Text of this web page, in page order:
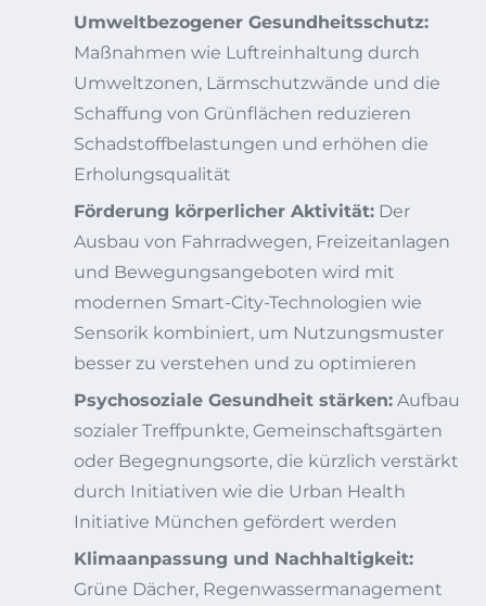
Umweltbezogener Gesundheitsschutz:
Maßnahmen wie Luftreinhaltung durch
Umweltzonen, Lärmschutzwände und die
Schaffung von Grünflächen reduzieren
Schadstoffbelastungen und erhöhen die
Erholungsqualität
Förderung körperlicher Aktivität: Der
Ausbau von Fahrradwegen, Freizeitanlagen
und Bewegungsangeboten wird mit
modernen Smart-City-Technologien wie
Sensorik kombiniert, um Nutzungsmuster
besser zu verstehen und zu optimieren
Psychosoziale Gesundheit stärken: Aufbau
sozialer Treffpunkte, Gemeinschaftsgärten
oder Begegnungsorte, die kürzlich verstärkt
durch Initiativen wie die Urban Health
Initiative München gefördert werden
Klimaanpassung und Nachhaltigkeit:
Grüne Dächer, Regenwassermanagement